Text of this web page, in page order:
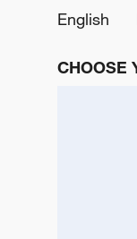
English
CHOOSE